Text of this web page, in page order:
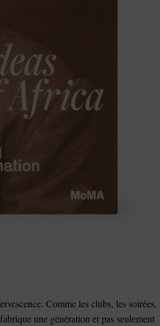
Comme les clubs, les soirées,
une génération et pas seulement